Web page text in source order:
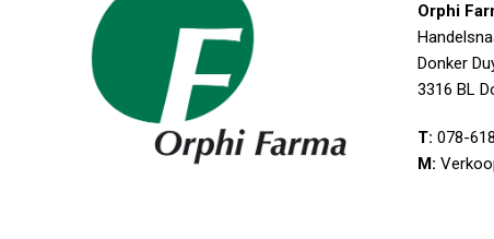
Orphi
Donker
3316 BL
T: 078-
M: